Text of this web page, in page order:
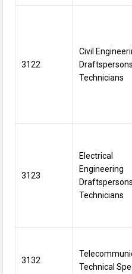
3122
Civil
Technicians
3123
Electrical
Engineering
Technicians
3132
Technical